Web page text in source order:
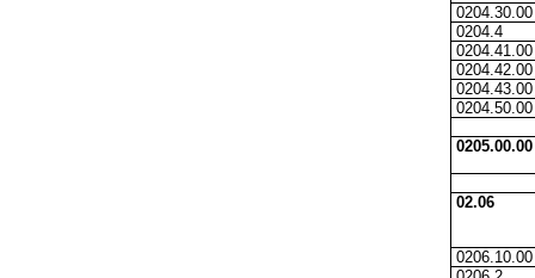
0204.30.00
0204.4
0204.41.00
0204.42.00
0204.43.00
0204.50.00
0205.00.00
02.06
0206.10.00